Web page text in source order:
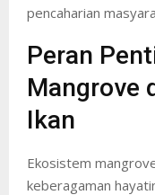
pencaharian
Peran
Mangrove
Ikan
Ekosistem
keberagaman